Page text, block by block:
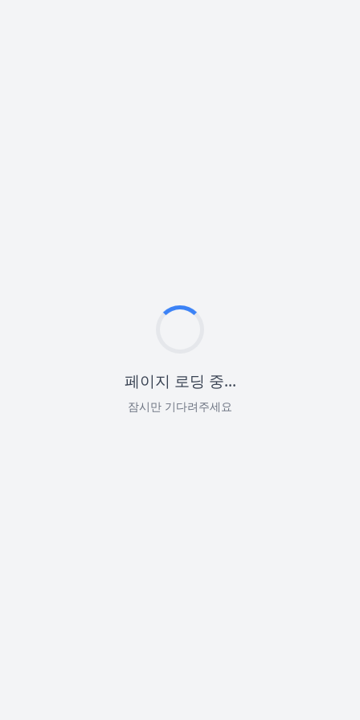
페이지 로딩 중...
잠시만 기다려주세요